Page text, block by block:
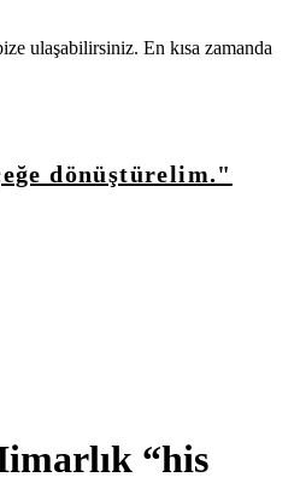
ulaşabilirsiniz. En kısa zamanda
dönüştürelim."
“his